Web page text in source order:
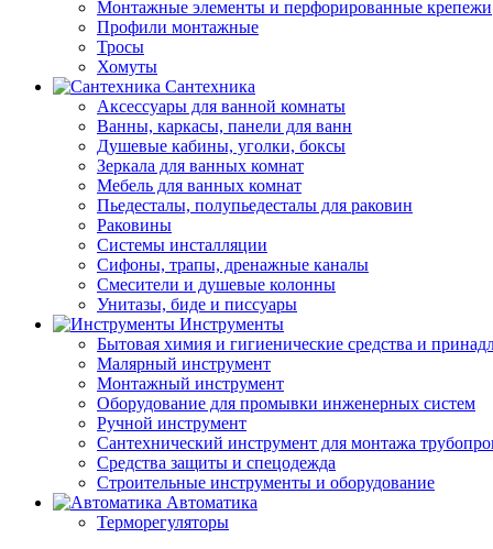
Монтажные элементы и перфорированные крепежи
Профили монтажные
Тросы
Хомуты
Сантехника
Аксессуары для ванной комнаты
Ванны, каркасы, панели для ванн
Душевые кабины, уголки, боксы
Зеркала для ванных комнат
Мебель для ванных комнат
Пьедесталы, полупьедесталы для раковин
Раковины
Системы инсталляции
Сифоны, трапы, дренажные каналы
Смесители и душевые колонны
Унитазы, биде и писсуары
Инструменты
Бытовая химия и гигиенические средства и
Малярный инструмент
Монтажный инструмент
Оборудование для промывки инженерных систем
Ручной инструмент
Сантехнический инструмент для монтажа
Средства защиты и спецодежда
Строительные инструменты и оборудование
Автоматика
Терморегуляторы